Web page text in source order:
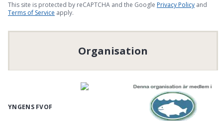
This site is protected by reCAPTCHA and the Google Privacy Policy and
Terms of Service apply.
Organisation
YNGENS FVOF